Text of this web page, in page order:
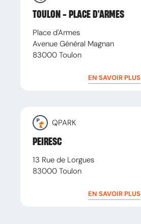
TOULON - PLACE D'ARMES
Place d'Armes
Avenue Général Magnan
83000 Toulon
EN SAVOIR PLUS
QPARK
PEIRESC
13 Rue de Lorgues
83000 Toulon
EN SAVOIR PLUS